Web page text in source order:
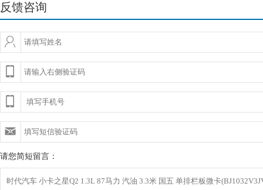
反馈咨询
请您简短留言：